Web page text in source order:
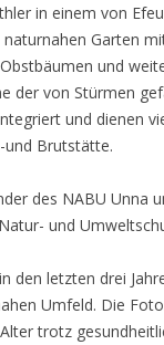
in einem von
Garten
und
der von Stürmen
und dienen
und Brutstätte.
des NABU Unna
und
den letzten drei
Umfeld. Die
trotz